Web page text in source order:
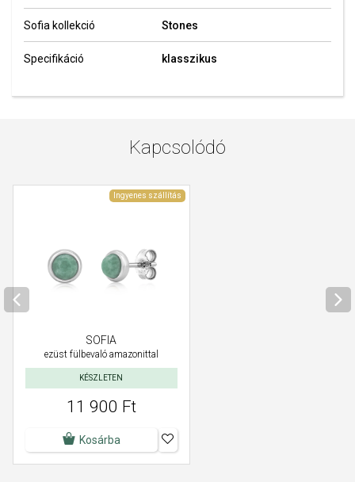
Sofia kollekció Stones
Specifikáció klasszikus
Kapcsolódó
Ingyenes szállítás
SOFIA
ezüst fülbevaló amazonittal
KÉSZLETEN
11 900 Ft
Kosárba